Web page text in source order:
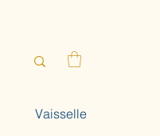
Vaisselle